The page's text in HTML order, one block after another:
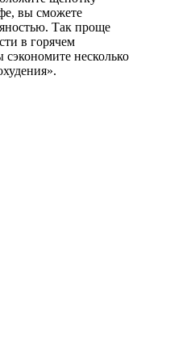
вы сможете
Так проще
в горячем
несколько